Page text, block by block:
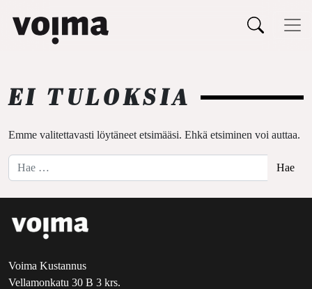
Päävalikko
EI TULOKSIA
Emme valitettavasti löytäneet etsimääsi. Ehkä etsiminen voi auttaa.
Hae:
Voima Kustannus
Vellamonkatu 30 B 3 krs.